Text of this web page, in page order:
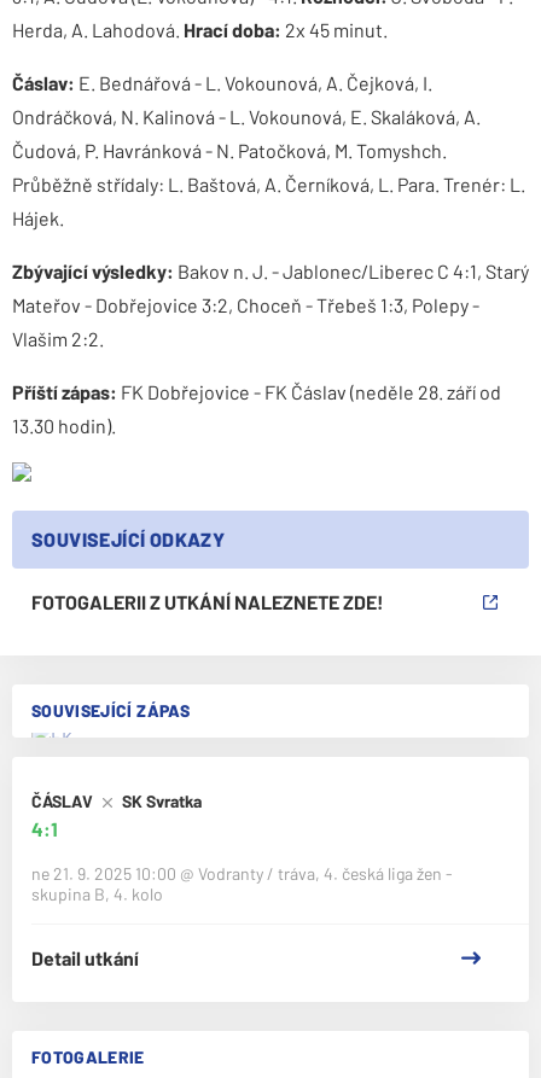
SOUVISEJÍCÍ ZÁPAS
ČÁSLAV SK Svratka
4:1
ne 21. 9. 2025 10:00 @ Vodranty / tráva, 4. česká liga žen -
skupina B, 4. kolo
Detail utkání
FOTOGALERIE
Herda, A. Lahodová. Hrací doba: 2x 45 minut.
Čáslav: E. Bednářová - L. Vokounová, A. Čejková, I.
Ondráčková, N. Kalinová - L. Vokounová, E. Skaláková, A.
Čudová, P. Havránková - N. Patočková, M. Tomyshch.
Průběžně střídaly: L. Baštová, A. Černíková, L. Para. Trenér: L.
Hájek.
Zbývající výsledky: Bakov n. J. - Jablonec/Liberec C 4:1, Starý
Mateřov - Dobřejovice 3:2, Choceň - Třebeš 1:3, Polepy -
Vlašim 2:2.
Příští zápas: FK Dobřejovice - FK Čáslav (neděle 28. září od
13.30 hodin).
SOUVISEJÍCÍ ODKAZY
FOTOGALERII Z UTKÁNÍ NALEZNETE ZDE!